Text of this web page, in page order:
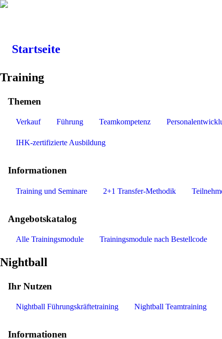
Startseite
Training
Themen
Verkauf Führung Teamkompetenz
IHK-zertifizierte Ausbildung
Informationen
Training und Seminare 2+1 Transfer-Methodik
Angebotskatalog
Alle Trainingsmodule Trainingsmodule nach Bestellcode
Nightball
Ihr Nutzen
Nightball Führungskräftetraining Nightball Teamtraining
Informationen